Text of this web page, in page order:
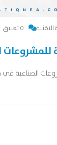
0 تعليق
الصناعية في